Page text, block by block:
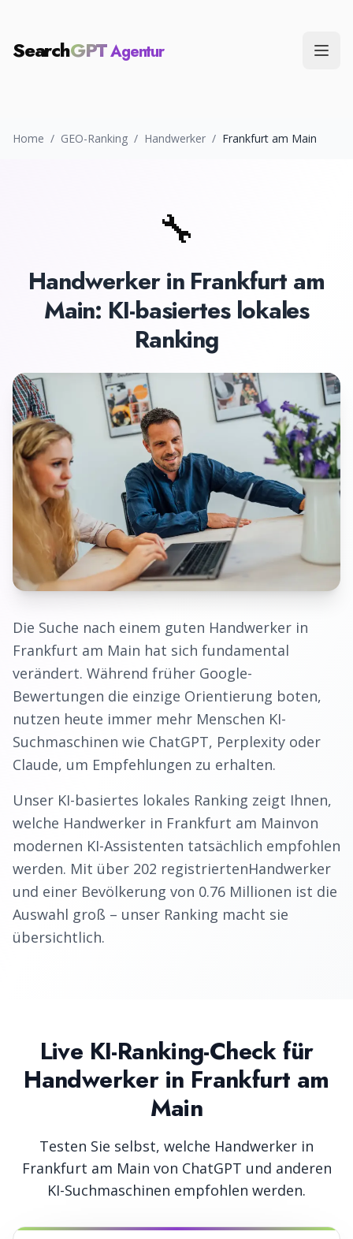
SearchGPTAgentur
Home / GEO-Ranking / Handwerker / Frankfurt am Main
🔧
Handwerkerin Frankfurt am
Main: KI-basiertes lokales
Ranking
Die Suche nach einem guten Handwerker in
Frankfurt am Main hat sich fundamental
verändert. Während früher Google-
Bewertungen die einzige Orientierung boten,
nutzen heute immer mehr Menschen KI-
Suchmaschinen wie ChatGPT, Perplexity oder
Claude, um Empfehlungen zu erhalten.
Unser KI-basiertes lokales Ranking zeigt Ihnen,
welche Handwerker in Frankfurt am Mainvon
modernen KI-Assistenten tatsächlich empfohlen
werden. Mit über 202 registriertenHandwerker
und einer Bevölkerung von 0.76 Millionen ist die
Auswahl groß – unser Ranking macht sie
übersichtlich.
Live KI-Ranking-Check für
Handwerkerin Frankfurt am
Main
Testen Sie selbst, welche Handwerker in
Frankfurt am Main von ChatGPT und anderen
KI-Suchmaschinen empfohlen werden.